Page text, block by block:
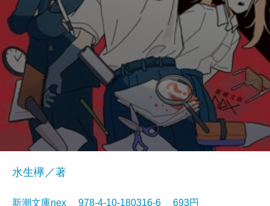
水生欅／著
新潮文庫nex 978-4-10-180316-6 693円